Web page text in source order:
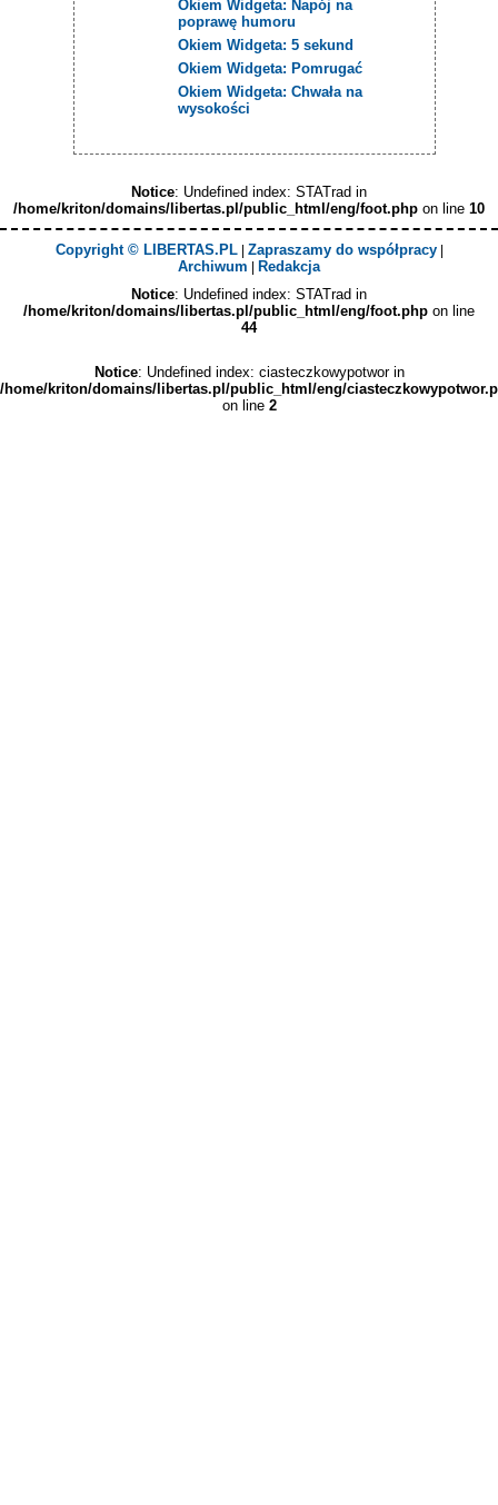
Okiem Widgeta: Napój na
poprawę humoru
Okiem Widgeta: 5 sekund
Okiem Widgeta: Pomrugać
Okiem Widgeta: Chwała na
wysokości
Notice: Undefined index: STATrad in
/home/kriton/domains/libertas.pl/public_html/eng/foot.php on line 10
Copyright © LIBERTAS.PL| Zapraszamy do współpracy|
Archiwum
Redakcja
Notice: Undefined index: STATrad in
/home/kriton/domains/libertas.pl/public_html/eng/foot.php on line
44
Notice: Undefined index: ciasteczkowypotwor in
/home/kriton/domains/libertas.pl/public_html/eng/
on line 2